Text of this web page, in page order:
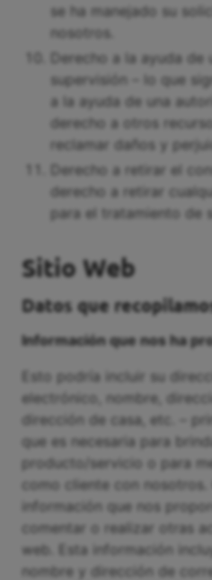
se ha manejado su
nosotros.
Derecho a la ayuda
supervisión – lo que
a la ayuda de una
derecho a otros
reclamar daños y
Derecho a retirar el
derecho a retirar
para el tratamiento de
Sitio Web
Datos que
Información que nos ha
Esto podría incluir su
electrónico, nombre,
dirección de casa, etc. –
que es necesaria para
producto/servicio o para
como cliente con nosotros.
información que nos
comentar o realizar otras
web. Esta información
nombre y dirección de